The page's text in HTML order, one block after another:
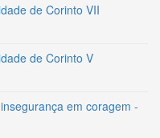
de Corinto VII
de Corinto V
em coragem -